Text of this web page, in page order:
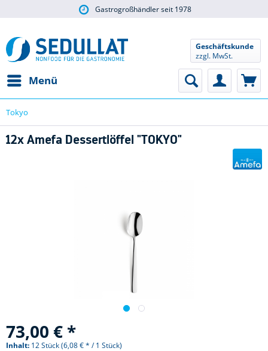
Gastrogroßhändler seit 1978
Menü
Geschäftskunde
zzgl. MwSt.
Tokyo
12x Amefa Dessertlöffel "TOKYO"
73,00 € *
Inhalt: 12 Stück (6,08 € * / 1 Stück)